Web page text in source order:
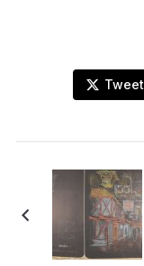
Tweet